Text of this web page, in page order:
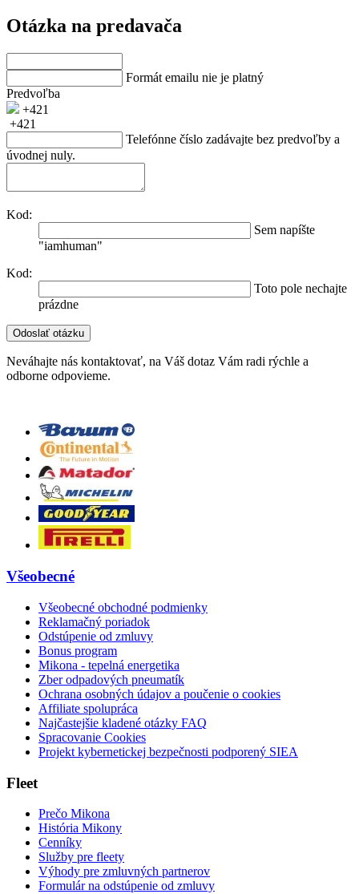
Otázka na predavača
Formát emailu nie je platný
Predvoľba
+421
+421
Telefónne číslo zadávajte bez predvoľby a
úvodnej nuly.
Kod:
Sem napíšte
"iamhuman"
Kod:
Toto pole nechajte
prázdne
Neváhajte nás kontaktovať, na Váš dotaz Vám radi rýchle a
odborne odpovieme.
Všeobecné
Všeobecné obchodné podmienky
Reklamačný poriadok
Odstúpenie od zmluvy
Bonus program
Mikona - tepelná energetika
Zber odpadových pneumatík
Ochrana osobných údajov a poučenie o cookies
Affiliate spolupráca
Najčastejšie kladené otázky FAQ
Spracovanie Cookies
Projekt kybernetickej bezpečnosti podporený SIEA
Fleet
Prečo Mikona
História Mikony
Cenníky
Služby pre fleety
Výhody pre zmluvných partnerov
Formulár na odstúpenie od zmluvy